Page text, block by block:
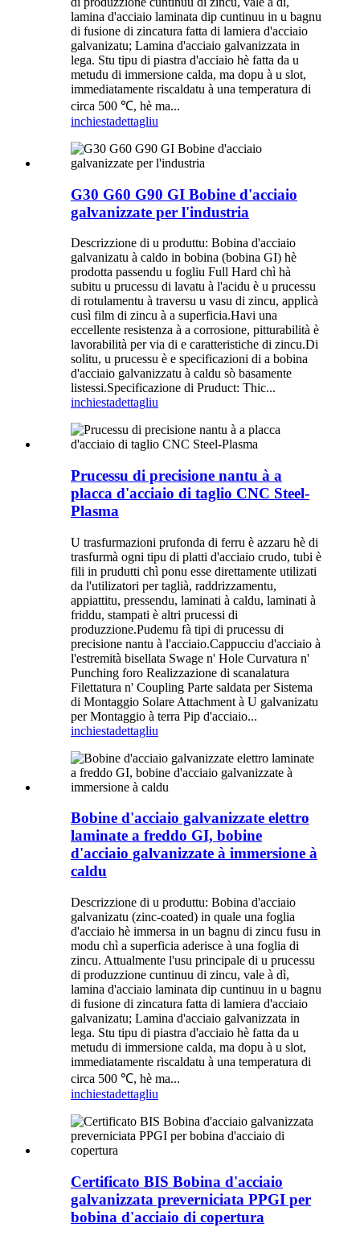
lamina d'acciaio laminata dip cuntinuu in u bagnu
di fusione di zincatura fatta di lamiera d'acciaio
galvanizatu; Lamina d'acciaio galvanizzata in
lega. Stu tipu di piastra d'acciaio hè fatta da u
metudu di immersione calda, ma dopu à u slot,
immediatamente riscaldatu à una temperatura di
circa 500 ℃, hè ma...
inchiestadettagliu
G30 G60 G90 GI Bobine d'acciaio
galvanizzate per l'industria
Descrizzione di u produttu: Bobina d'acciaio
galvanizatu à caldo in bobina (bobina GI) hè
prodotta passendu u fogliu Full Hard chì hà
subitu u prucessu di lavatu à l'acidu è u prucessu
di rotulamentu à traversu u vasu di zincu, applicà
cusì film di zincu à a superficia.Havi una
eccellente resistenza à a corrosione, pitturabilità è
lavorabilità per via di e caratteristiche di zincu.Di
solitu, u prucessu è e specificazioni di a bobina
d'acciaio galvanizzatu à caldu sò basamente
listessi.Specificazione di Pruduct: Thic...
inchiestadettagliu
Prucessu di precisione nantu à a
placca d'acciaio di taglio CNC Steel-
Plasma
U trasfurmazioni prufonda di ferru è azzaru hè di
trasfurmà ogni tipu di platti d'acciaio crudo, tubi è
fili in prudutti chì ponu esse direttamente utilizati
da l'utilizatori per taglià, raddrizzamentu,
appiattitu, pressendu, laminati à caldu, laminati à
friddu, stampati è altri prucessi di
produzzione.Pudemu fà tipi di prucessu di
precisione nantu à l'acciaio.Cappucciu d'acciaio à
l'estremità bisellata Swage n' Hole Curvatura n'
Punching foro Realizzazione di scanalatura
Filettatura n' Coupling Parte saldata per Sistema
di Montaggio Solare Attachment à U galvanizatu
per Montaggio à terra Pip d'acciaio...
inchiestadettagliu
Bobine d'acciaio galvanizzate elettro
laminate a freddo GI, bobine
d'acciaio galvanizzate à immersione à
caldu
Descrizzione di u produttu: Bobina d'acciaio
galvanizatu (zinc-coated) in quale una foglia
d'acciaio hè immersa in un bagnu di zincu fusu in
modu chì a superficia aderisce à una foglia di
zincu. Attualmente l'usu principale di u prucessu
di produzzione cuntinuu di zincu, vale à dì,
lamina d'acciaio laminata dip cuntinuu in u bagnu
di fusione di zincatura fatta di lamiera d'acciaio
galvanizatu; Lamina d'acciaio galvanizzata in
lega. Stu tipu di piastra d'acciaio hè fatta da u
metudu di immersione calda, ma dopu à u slot,
immediatamente riscaldatu à una temperatura di
circa 500 ℃, hè ma...
inchiestadettagliu
Certificato BIS Bobina d'acciaio
galvanizzata preverniciata PPGI per
bobina d'acciaio di copertura